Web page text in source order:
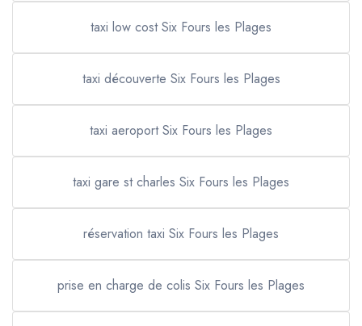
taxi low cost Six Fours les Plages
taxi découverte Six Fours les Plages
taxi aeroport Six Fours les Plages
taxi gare st charles Six Fours les Plages
réservation taxi Six Fours les Plages
prise en charge de colis Six Fours les Plages